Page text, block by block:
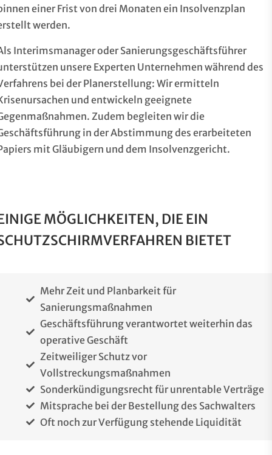
einer Frist von drei Monaten ein Insolvenzplan
werden.
Interimsmanager oder Sanierungsgeschäftsführer
unsere Experten Unternehmen während des
bei der Planerstellung: Wir ermitteln
und entwickeln geeignete
Zudem begleiten wir die
in der Abstimmung des erarbeiteten
mit Gläubigern und dem Insolvenzgericht.
MÖGLICHKEITEN, DIE EIN
BIETET
Mehr Zeit und Planbarkeit für
Sanierungsmaßnahmen
Geschäftsführung verantwortet weiterhin das
operative Geschäft
Zeitweiliger Schutz vor
Vollstreckungsmaßnahmen
Sonderkündigungsrecht für unrentable Verträge
Mitsprache bei der Bestellung des Sachwalters
Oft noch zur Verfügung stehende Liquidität